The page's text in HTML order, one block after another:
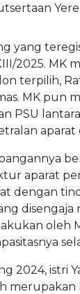
yang
2025. MK
terpilih,
MK pun
PSU
aparat
aparat
dengan
disengaja
oleh
2024, istri